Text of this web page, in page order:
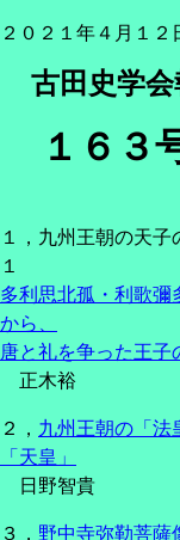
２０２１年４月１２
古田史学会
１６３
１，九州王朝の天子
１
多利思北孤・利歌彌
から、
唐と礼を争った王子
正木裕
２， 九州王朝の「法
「天皇」
日野智貴
３， 野中寺弥勒菩薩